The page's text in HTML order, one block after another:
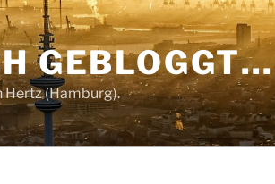
GEBLOGGT…
Hertz (Hamburg).